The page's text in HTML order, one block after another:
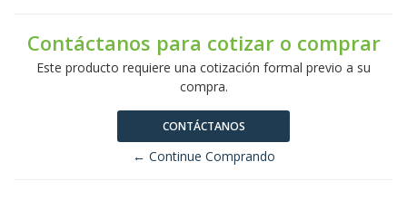
Contáctanos para cotizar o comprar
Este producto requiere una cotización formal previo a su
compra.
CONTÁCTANOS
← Continue Comprando